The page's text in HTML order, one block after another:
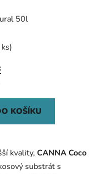
50l
KOŠÍKU
kvality, CANNA Coco
substrát s